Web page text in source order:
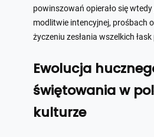
powinszowań opierało się
modlitwie intencyjnej, prośbach
życzeniu zesłania wszelkich
Ewolucja
świętowania w
kulturze